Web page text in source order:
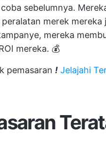
sebelumnya.
merek mereka
mereka
mereka. 💰
pemasaran ! Jelajahi